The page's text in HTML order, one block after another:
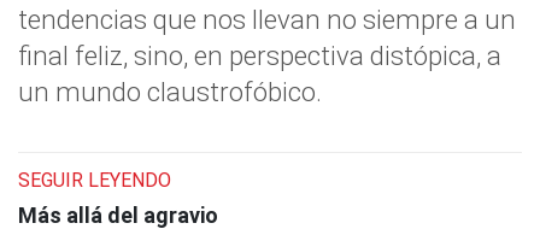
tendencias que nos llevan no siempre a un
final feliz, sino, en perspectiva distópica, a
un mundo claustrofóbico.
SEGUIR LEYENDO
Más allá del agravio